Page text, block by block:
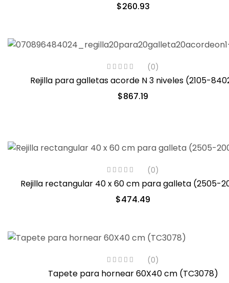
$260.93
(0)
Rejilla para galletas acorde N 3 niveles (2105-
$867.19
(0)
Rejilla rectangular 40 x 60 cm para galleta (2505-
$474.49
(0)
Tapete para hornear 60X40 cm (TC3078)